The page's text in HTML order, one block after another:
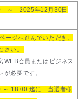
～ 2025年12月30日
ージへ進んでいただき、
さい。
WEB会員またはビジネス
が必要です。
～ 18:00 迄に 当選者様